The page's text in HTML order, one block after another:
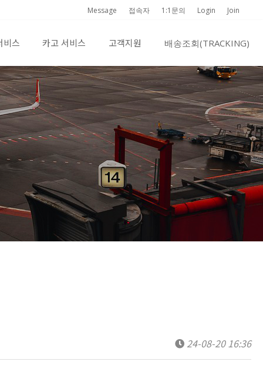
Join
Login
1:1문의
접속자
Message
비스 카고 서비스 고객지원 배송조회(TRACKING)
24-08-20 16:36